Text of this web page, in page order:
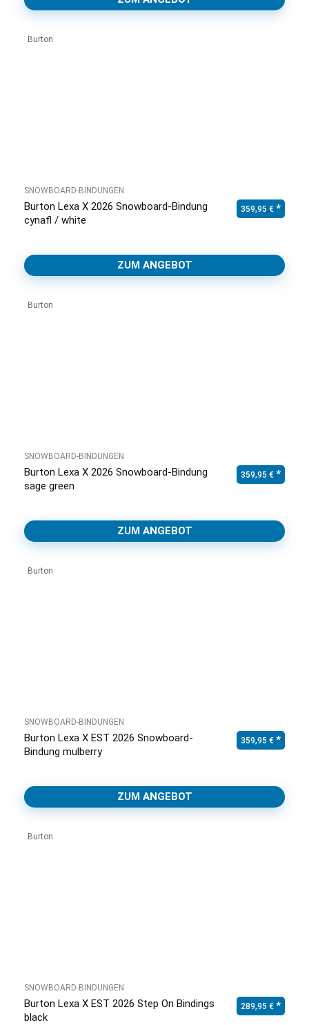
Burton
SNOWBOARD-BINDUNGEN
Burton Lexa X 2026 Snowboard-Bindung
cynafl / white
359,95 €
ZUM ANGEBOT
Burton
SNOWBOARD-BINDUNGEN
Burton Lexa X 2026 Snowboard-Bindung
sage green
359,95 €
ZUM ANGEBOT
Burton
SNOWBOARD-BINDUNGEN
Burton Lexa X EST 2026 Snowboard-
Bindung mulberry
359,95 €
ZUM ANGEBOT
Burton
SNOWBOARD-BINDUNGEN
Burton Lexa X EST 2026 Step On Bindings
black
Ursprünglicher
289,95 €